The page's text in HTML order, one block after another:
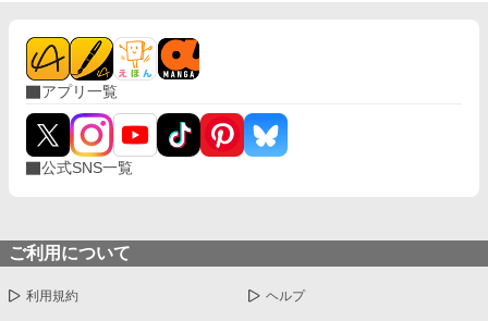
アプリ一覧
公式SNS一覧
ご利用について
利用規約 ヘルプ